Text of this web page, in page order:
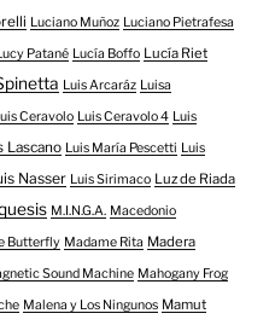
Luciano Muñoz Luciano Pietrafesa
Patané Lucía Boffo Lucía Riet
Luis Arcaráz Luisa
Ceravolo Luis Ceravolo 4 Luis
Lascano Luis María Pescetti Luis
Nasser Luis Sirimaco Luz de Riada
M.I.N.G.A. Macedonio
Butterfly Madame Rita Madera
Sound Machine Mahogany Frog
Malena y Los Ningunos Mamut